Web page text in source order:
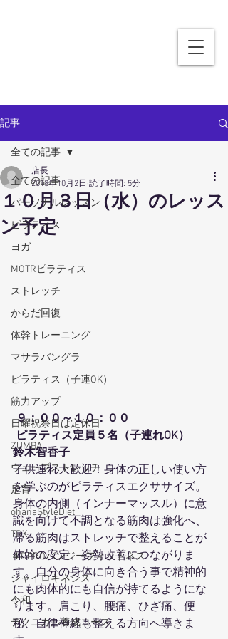
記事
全ての記事
パーソナルレッスン
ピラティス
ヨガ
MOTRピラティス
ストレッチ
からだ回復
体幹トレーニング
マサラバングラ
ピラティス（子連OK）
筋力アップ
日曜祝祭日は定休日
ZUMBA
ウェーブストレッチ
足育
ohanaStyleDiet
TRX
４DPROバンジーフィットネス
ジャイロキネシス
令和
テクニカル養成コース
全ての記事
１０月３日（水）のレッス
ン予定
店長
2018年10月2日 読了時間: 5分
９：００～１０：００
ピラティス定員５名（子連れOK）
鈴木智香子
子供連れ大歓迎！身体の正しい使い方
を学ぶのがピラティスエクササイズ。
身体の内側（インナーマッスル）に意
識を向けて不調となる筋肉は強化へ、
滞る筋肉はストレッチで整えることが
体幹の安定、姿勢改善につながりま
す。自分の身体に向き合う事で精神的
にも肉体的にも自信が持てるようにな
ります。肩こり、腰痛、ひざ痛、便
秘、自律神経も整える方向へ導きま